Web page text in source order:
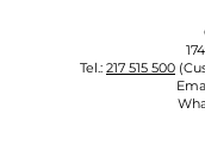
Tel.: 217 515 500